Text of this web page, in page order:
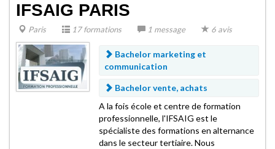
IFSAIG PARIS
Paris 17 formations 1 message 6 avis
Bachelor marketing et
communication
Bachelor vente, achats
A la fois école et centre de formation
professionnelle, l'IFSAIG est le
spécialiste des formations en alternance
dans le secteur tertiaire. Nous